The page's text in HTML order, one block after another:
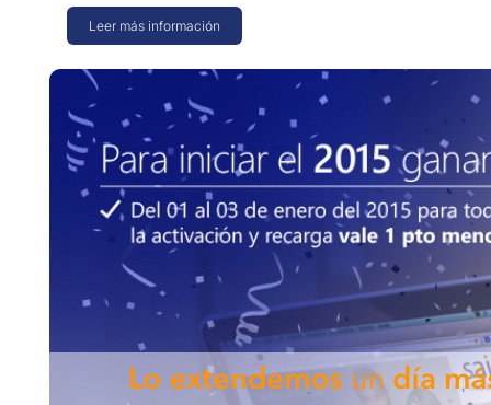
Leer más información